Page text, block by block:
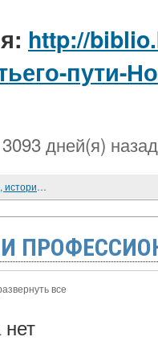
http://
пути-
3093 дней(я) назад
Рецензии. Великий Октябрь. История, историография, источниковедение. Сборник статей
все